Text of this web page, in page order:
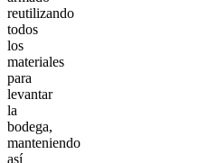
reutilizando
todos
los
materiales
para
levantar
la
bodega,
manteniendo
así